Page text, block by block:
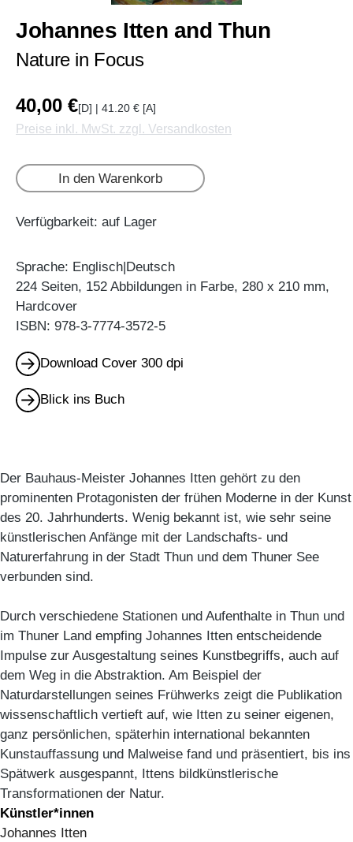
Johannes Itten and Thun
Nature in Focus
40,00 €[D] | 41.20 € [A]
Preise inkl. MwSt. zzgl. Versandkosten
In den Warenkorb
Verfügbarkeit: auf Lager
Sprache: Englisch|Deutsch
224 Seiten, 152 Abbildungen in Farbe, 280 x 210 mm,
Hardcover
ISBN: 978-3-7774-3572-5
Download Cover 300 dpi
Blick ins Buch
Der Bauhaus-Meister Johannes Itten gehört zu den
prominenten Protagonisten der frühen Moderne in der Kunst
des 20. Jahrhunderts. Wenig bekannt ist, wie sehr seine
künstlerischen Anfänge mit der Landschafts- und
Naturerfahrung in der Stadt Thun und dem Thuner See
verbunden sind.
Durch verschiedene Stationen und Aufenthalte in Thun und
im Thuner Land empfing Johannes Itten entscheidende
Impulse zur Ausgestaltung seines Kunstbegriffs, auch auf
dem Weg in die Abstraktion. Am Beispiel der
Naturdarstellungen seines Frühwerks zeigt die Publikation
wissenschaftlich vertieft auf, wie Itten zu seiner eigenen,
ganz persönlichen, späterhin international bekannten
Kunstauffassung und Malweise fand und präsentiert, bis ins
Spätwerk ausgespannt, Ittens bildkünstlerische
Transformationen der Natur.
Künstler*innen
Johannes Itten